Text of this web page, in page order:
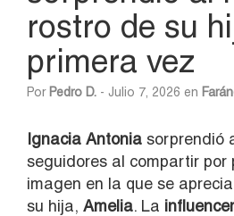
rostro de su
primera vez
Por Pedro D. - Julio 7, 2026 en
Ignacia Antonia sorprendió
seguidores al compartir por
imagen en la que se
su hija, Amelia. La influencer